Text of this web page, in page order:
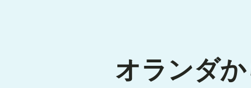
オランダ